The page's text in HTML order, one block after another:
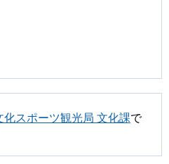
化スポーツ観光局 文化課で